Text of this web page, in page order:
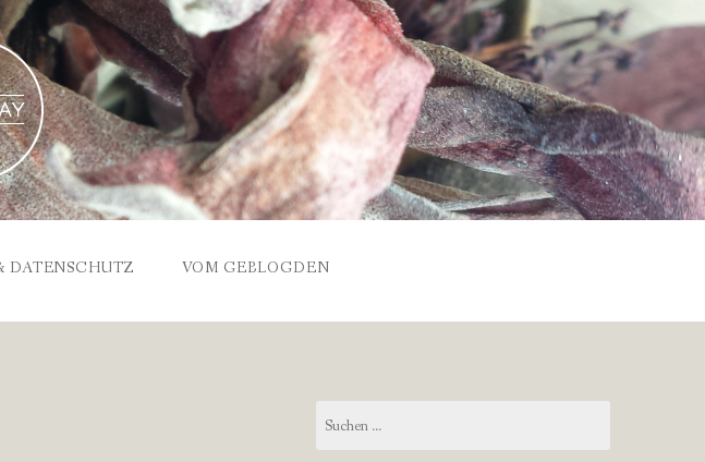
DATENSCHUTZ VOM GEBLOGDEN
nach: